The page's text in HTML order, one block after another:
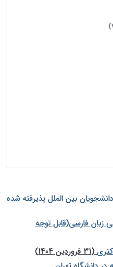
بين الملل پذيرفته شده
فارسی(قابل توجه
(31 فروردین 1404)